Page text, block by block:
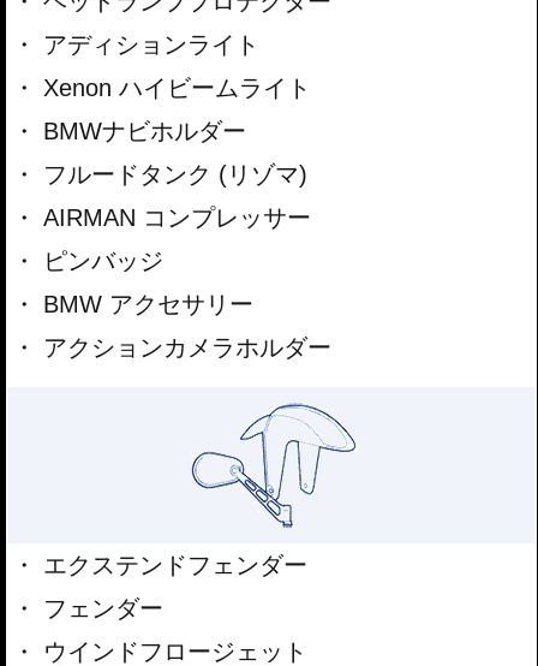
アディションライト
Xenon ハイビームライト
BMWナビホルダー
フルードタンク (リゾマ)
AIRMAN コンプレッサー
ピンバッジ
BMW アクセサリー
アクションカメラホルダー
エクステンドフェンダー
フェンダー
ウインドフロージェット